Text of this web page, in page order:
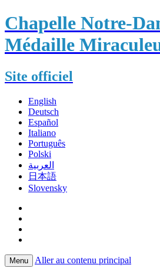
Chapelle Notre-
Médaille
Site officiel
English
Deutsch
Español
Italiano
Português
Polski
العربية
日本語
Slovensky
Menu Aller au contenu principal